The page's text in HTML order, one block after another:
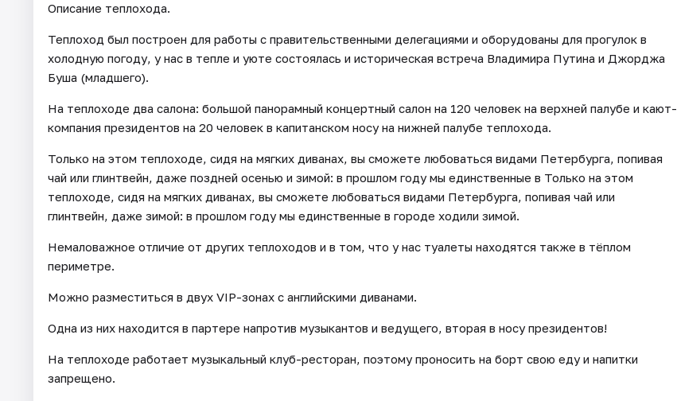
Описание теплохода.
Теплоход был построен для работы с правительственными делегациями и оборудованы для прогулок в
холодную погоду, у нас в тепле и уюте состоялась и историческая встреча Владимира Путина и Джорджа
Буша (младшего).
На теплоходе два салона: большой панорамный концертный салон на 120 человек на верхней палубе и кают-
компания президентов на 20 человек в капитанском носу на нижней палубе теплохода.
Только на этом теплоходе, сидя на мягких диванах, вы сможете любоваться видами Петербурга, попивая
чай или глинтвейн, даже поздней осенью и зимой: в прошлом году мы единственные в Только на этом
теплоходе, сидя на мягких диванах, вы сможете любоваться видами Петербурга, попивая чай или
глинтвейн, даже зимой: в прошлом году мы единственные в городе ходили зимой.
Немаловажное отличие от других теплоходов и в том, что у нас туалеты находятся также в тёплом
периметре.
Можно разместиться в двух VIP-зонах с английскими диванами.
Одна из них находится в партере напротив музыкантов и ведущего, вторая в носу президентов!
На теплоходе работает музыкальный клуб-ресторан, поэтому проносить на борт свою еду и напитки
запрещено.